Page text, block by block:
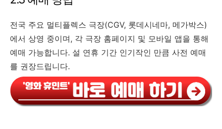
전국 주요 멀티플렉스 극장(CGV, 롯데시네마, 메가박스)
에서 상영 중이며, 각 극장 홈페이지 및 모바일 앱을 통해
예매 가능합니다. 설 연휴 기간 인기작인 만큼 사전 예매
를 권장드립니다.